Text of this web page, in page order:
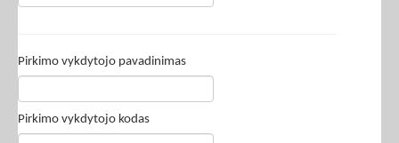
Pirkimo vykdytojo pavadinimas
Pirkimo vykdytojo kodas